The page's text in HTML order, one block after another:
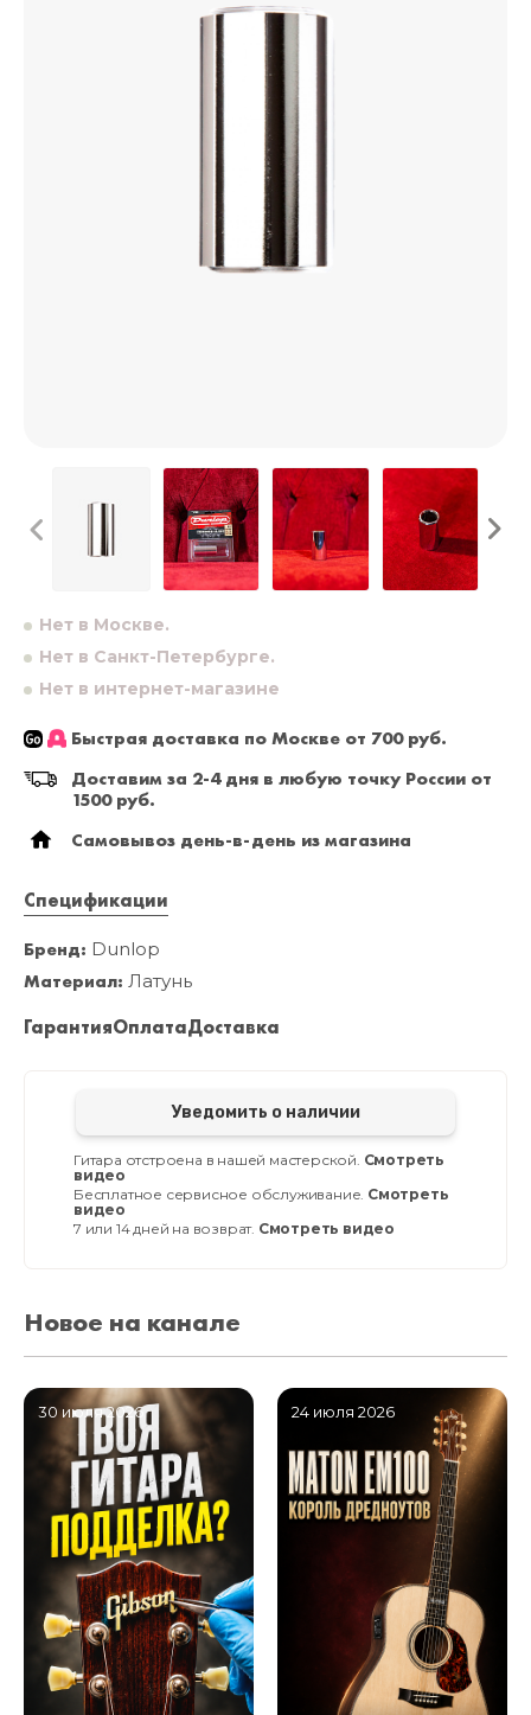
Нет в Москве.
Нет в Санкт-Петербурге.
Нет в интернет-магазине
Быстрая доставка по Москве от 700 руб.
Доставим за 2-4 дня в любую точку России от
1500 руб.
Самовывоз день-в-день из магазина
Спецификации
Бренд: Dunlop
Материал: Латунь
ГарантияОплатаДоставка
Уведомить о наличии
Гитара отстроена в нашей мастерской. Смотреть
видео
Бесплатное сервисное обслуживание. Смотреть
видео
7 или 14 дней на возврат. Смотреть видео
Новое на канале
30 июля 2026 24 июля 2026